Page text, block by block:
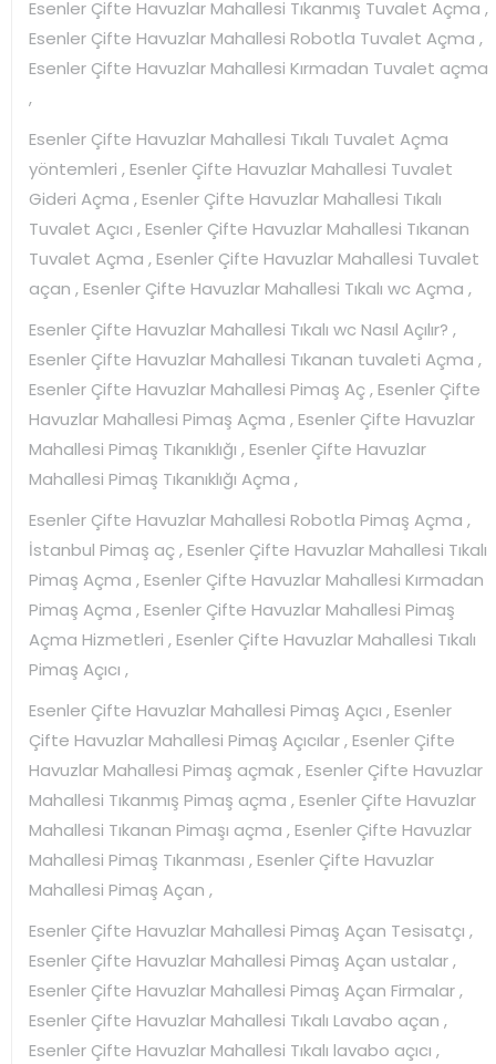
Esenler Çifte Havuzlar Mahallesi Tıkanmış Tuvalet Açma ,
Esenler Çifte Havuzlar Mahallesi Robotla Tuvalet Açma ,
Esenler Çifte Havuzlar Mahallesi Kırmadan Tuvalet açma
,
Esenler Çifte Havuzlar Mahallesi Tıkalı Tuvalet Açma
yöntemleri , Esenler Çifte Havuzlar Mahallesi Tuvalet
Gideri Açma , Esenler Çifte Havuzlar Mahallesi Tıkalı
Tuvalet Açıcı , Esenler Çifte Havuzlar Mahallesi Tıkanan
Tuvalet Açma , Esenler Çifte Havuzlar Mahallesi Tuvalet
açan , Esenler Çifte Havuzlar Mahallesi Tıkalı wc Açma ,
Esenler Çifte Havuzlar Mahallesi Tıkalı wc Nasıl Açılır? ,
Esenler Çifte Havuzlar Mahallesi Tıkanan tuvaleti Açma ,
Esenler Çifte Havuzlar Mahallesi Pimaş Aç , Esenler Çifte
Havuzlar Mahallesi Pimaş Açma , Esenler Çifte Havuzlar
Mahallesi Pimaş Tıkanıklığı , Esenler Çifte Havuzlar
Mahallesi Pimaş Tıkanıklığı Açma ,
Esenler Çifte Havuzlar Mahallesi Robotla Pimaş Açma ,
İstanbul Pimaş aç , Esenler Çifte Havuzlar Mahallesi Tıkalı
Pimaş Açma , Esenler Çifte Havuzlar Mahallesi Kırmadan
Pimaş Açma , Esenler Çifte Havuzlar Mahallesi Pimaş
Açma Hizmetleri , Esenler Çifte Havuzlar Mahallesi Tıkalı
Pimaş Açıcı ,
Esenler Çifte Havuzlar Mahallesi Pimaş Açıcı , Esenler
Çifte Havuzlar Mahallesi Pimaş Açıcılar , Esenler Çifte
Havuzlar Mahallesi Pimaş açmak , Esenler Çifte Havuzlar
Mahallesi Tıkanmış Pimaş açma , Esenler Çifte Havuzlar
Mahallesi Tıkanan Pimaşı açma , Esenler Çifte Havuzlar
Mahallesi Pimaş Tıkanması , Esenler Çifte Havuzlar
Mahallesi Pimaş Açan ,
Esenler Çifte Havuzlar Mahallesi Pimaş Açan Tesisatçı ,
Esenler Çifte Havuzlar Mahallesi Pimaş Açan ustalar ,
Esenler Çifte Havuzlar Mahallesi Pimaş Açan Firmalar ,
Esenler Çifte Havuzlar Mahallesi Tıkalı Lavabo açan ,
Esenler Çifte Havuzlar Mahallesi Tıkalı lavabo açıcı ,